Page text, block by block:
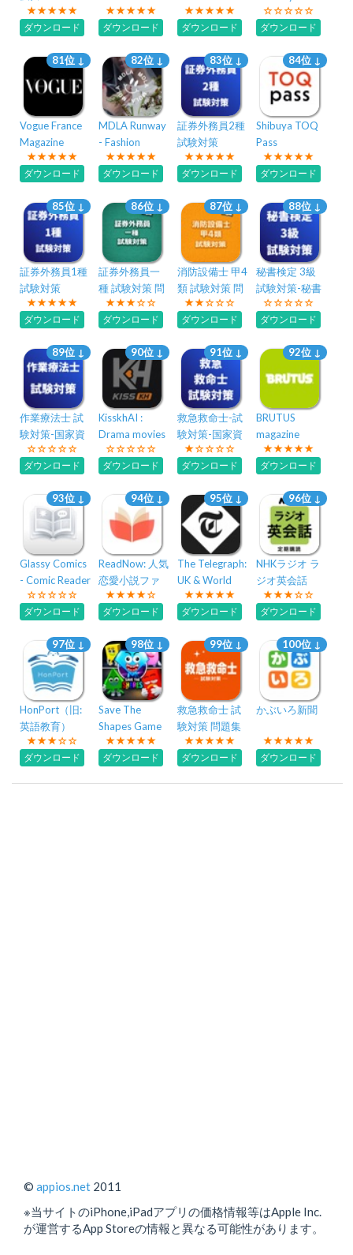
ダウンロード ダウンロード
Magazine
ダウンロード
Magazine
ダウンロード
81位 ↓
Vogue France
Magazine
ダウンロード
82位 ↓
MDLA Runway
- Fashion
Design
ダウンロード
83位 ↓
証券外務員2種
試験対策
ダウンロード
84位 ↓
Shibuya TOQ
Pass
ダウンロード
85位 ↓
証券外務員1種
試験対策
ダウンロード
86位 ↓
証券外務員一
種 試験対策 問
題集
ダウンロード
87位 ↓
消防設備士 甲4
類 試験対策 問
題集
ダウンロード
88位 ↓
秘書検定 3級
試験対策-秘書
技能検定 3級
ダウンロード
89位 ↓
作業療法士 試
験対策-国家資
格
ダウンロード
90位 ↓
KisskhAI :
Drama movies
Pal
ダウンロード
91位 ↓
救急救命士-試
験対策-国家資
格
ダウンロード
92位 ↓
BRUTUS
magazine
ダウンロード
93位 ↓
Glassy Comics
- Comic Reader
ダウンロード
94位 ↓
ReadNow: 人気
恋愛小説ファ
ンタジー読み
放題
ダウンロード
95位 ↓
The Telegraph:
UK & World
News
ダウンロード
96位 ↓
NHKラジオ ラ
ジオ英会話
ダウンロード
97位 ↓
HonPort（旧:
英語教育）
ダウンロード
98位 ↓
Save The
Shapes Game
ダウンロード
99位 ↓
救急救命士 試
験対策 問題集
ダウンロード
100位 ↓
かぶいろ新聞
ダウンロード
© appios.net 2011
※当サイトのiPhone,iPadアプリの価格情報等はApple Inc.
が運営するApp Storeの情報と異なる可能性があります。